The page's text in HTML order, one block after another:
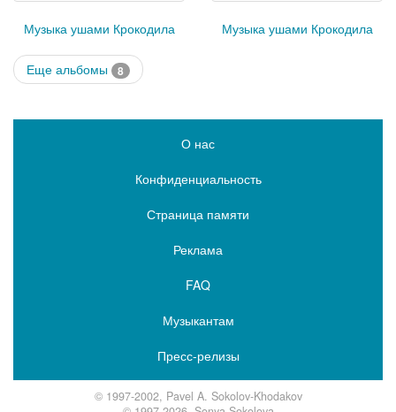
Музыка ушами Крокодила Музыка ушами Крокодила
Еще альбомы 8
О нас
Конфиденциальность
Страница памяти
Реклама
FAQ
Музыкантам
Пресс-релизы
© 1997-2002, Pavel A. Sokolov-Khodakov